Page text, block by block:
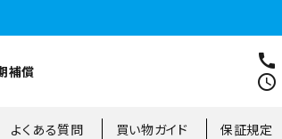
補償 call
schedule
よくある質問 買い物ガイド 保証規定